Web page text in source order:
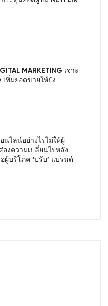
MARKETING เจาะ
เพิ่มยอดขายให้ปัง
นไลน์อย่างไรไม่ให้ผู้
องความเปลี่ยนไปหลัง
ผู้บริโภค ‘ปรับ’ แบรนด์